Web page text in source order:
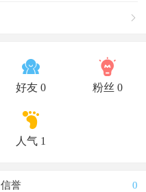


好友 0

粉丝 0

人气 1
0
信誉